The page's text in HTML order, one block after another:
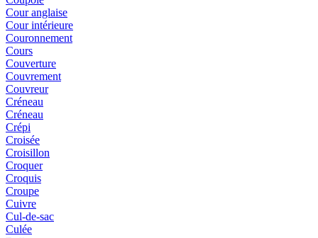
Cour anglaise
Cour intérieure
Couronnement
Cours
Couverture
Couvrement
Couvreur
Créneau
Créneau
Crépi
Croisée
Croisillon
Croquer
Croquis
Croupe
Cuivre
Cul-de-sac
Culée